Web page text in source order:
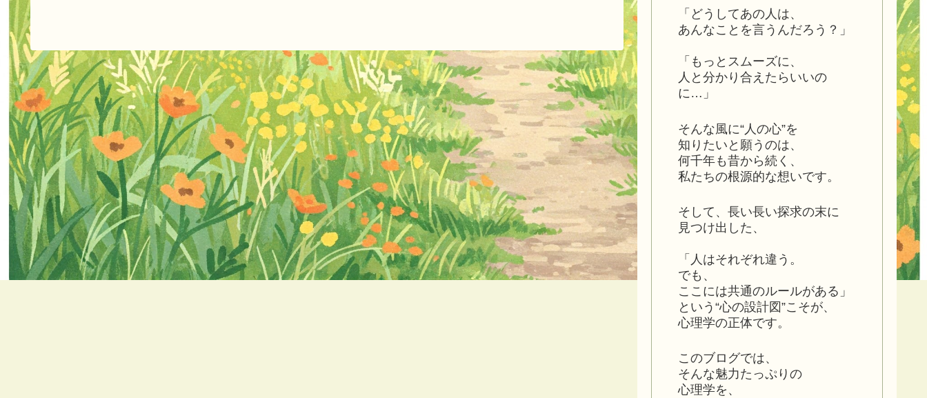
「どうしてあの人は、
あんなことを言うんだろう？」
「もっとスムーズに、
人と分かり合えたらいいの
に…」
そんな風に“人の心”を
知りたいと願うのは、
何千年も昔から続く、
私たちの根源的な想いです。
そして、長い長い探求の末に
見つけ出した、
「人はそれぞれ違う。
でも、
ここには共通のルールがある」
という“心の設計図”こそが、
心理学の正体です。
このブログでは、
そんな魅力たっぷりの
心理学を、